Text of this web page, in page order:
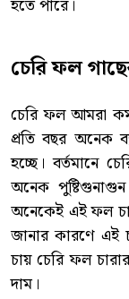
হতে পারে।
চেরি ফল
চেরি ফল আমরা
প্রতি বছর অনেক
হচ্ছে। বর্তমানে
অনেক
অনেকেই এই ফল
জানার কারণে এই
চায় চেরি ফল
দাম।